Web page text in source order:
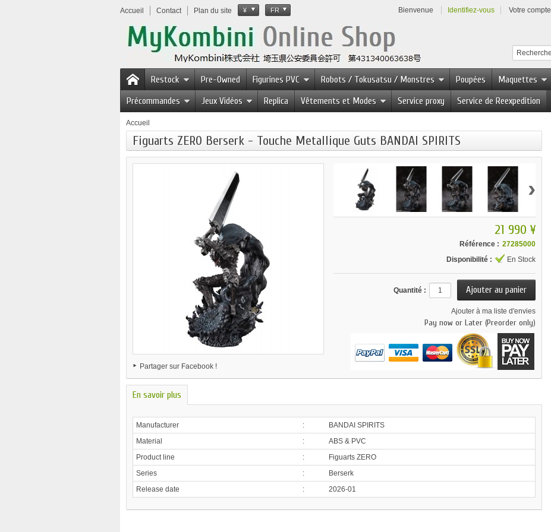
Accueil Contact Plan du site ¥ FR Bienvenue Identifiez-vous Votre compte
Restock Pre-Owned Figurines PVC Robots / Tokusatsu / Monstres Poupées Maquettes
Précommandes
Jeux Vidéos Replica Vêtements et Modes Service proxy Service de Reexpedition
Accueil
Figuarts ZERO Berserk - Touche Metallique Guts BANDAI SPIRITS
Partager sur Facebook !
›
21 990 ¥
Référence : 27285000
Disponibilité :
En Stock
Quantité :
Ajouter à ma liste d'envies
Pay now or Later (Preorder only)
En savoir plus
Manufacturer :
BANDAI SPIRITS
Material
:
ABS & PVC
Product line
:
Figuarts ZERO
Series
:
Berserk
Release date
: 2026-01